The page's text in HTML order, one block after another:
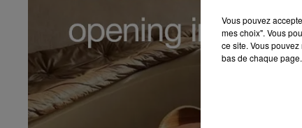
Vous pouvez
mes choix". Vous
ce site. Vous
bas de chaque page.